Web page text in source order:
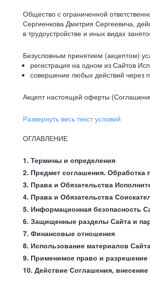
Общество с ограниченной
Сергиенкова Дмитрия Сергеевича,
в трудоустройстве и иных видах
Безусловным принятием (акцептом)
регистрация на одном из Сайтов
совершение любых действий через
Акцепт настоящей оферты
Развернуть весь текст условий
ОГЛАВЛЕНИЕ
1. Термины и определения
2. Предмет соглашения. Обработка
3. Права и Обязательства
4. Права и Обязательства
5. Информационная безопасность
6. Защищенные разделы Сайта и
7. Финансовые отношения
8. Использование материалов
9. Применимое право и разрешение
10. Действие Соглашения,